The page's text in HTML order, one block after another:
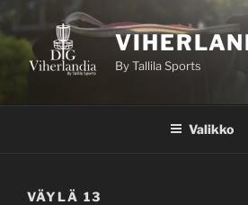
Siirry
sisältöön
By Tallila Sports
Valikko
VÄYLÄ 13